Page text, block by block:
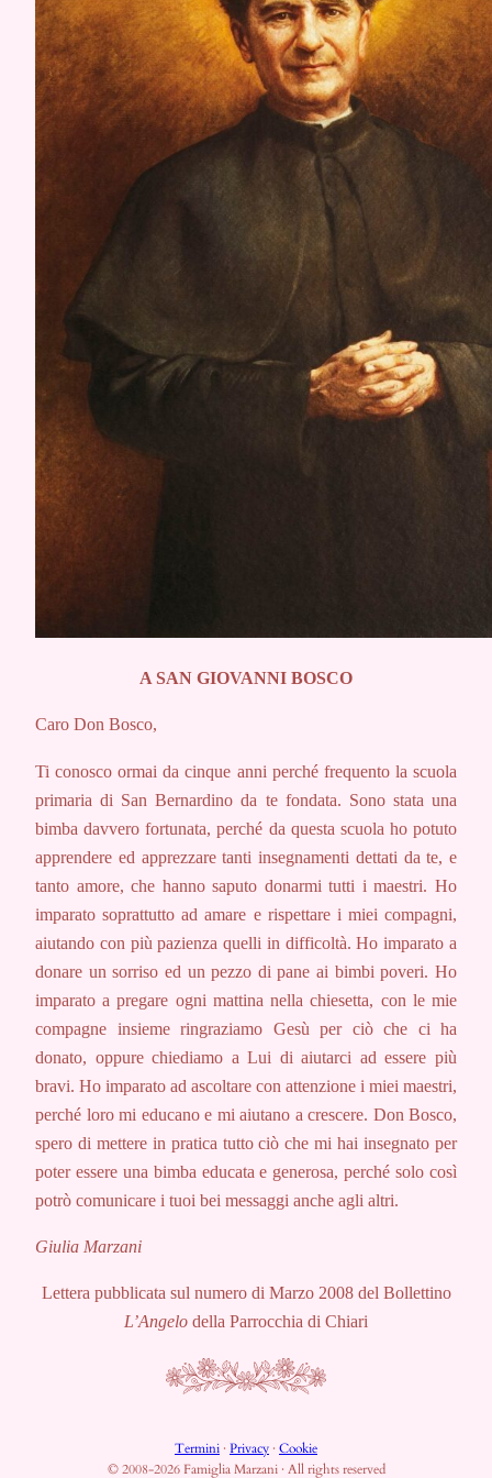
A SAN GIOVANNI BOSCO
Caro Don Bosco,
Ti conosco ormai da cinque anni perché frequento la scuola
primariadi San Bernardino da te fondata. Sono stata una
bimba davverofortunata, perché da questa scuola ho potuto
apprendere ed apprezzaretanti insegnamenti dettati da te, e
tanto amore, che hannosaputo donarmi tutti i maestri.Ho
imparato soprattutto ad amare e rispettare i miei compagni,
aiutando con più pazienza quelli in difficoltà. Ho imparato a
donare un sorriso ed un pezzo di pane ai bimbi poveri. Ho
imparato a pregare ogni mattina nella chiesetta, con le mie
compagne insieme ringraziamo Gesù per ciò che ci ha
donato, oppure chiediamo a Lui di aiutarci ad essere più
bravi. Ho imparato ad ascoltare con attenzione i miei maestri,
perché loro mi educano e mi aiutano a crescere. Don Bosco,
spero di mettere in pratica tutto ciò che mi hai insegnatoper
poter essere una bimba educata e generosa, perché solocosì
potrò comunicare i tuoi bei messaggi anche agli altri.
Giulia Marzani
Lettera pubblicata sul numero di Marzo 2008 del Bollettino
L’Angelo della Parrocchia di Chiari
Termini · Privacy · Cookie
© 2008-2026 Famiglia Marzani · All rights reserved